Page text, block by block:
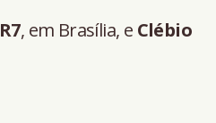
R7, em Brasília, e Clébio